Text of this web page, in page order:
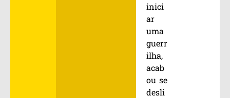
inici
ar
uma
guerr
ilha,
acab
ou se
desli